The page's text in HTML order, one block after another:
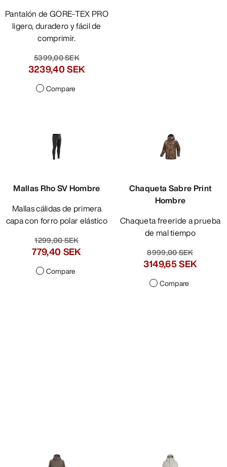
Pantalón de GORE-TEX PRO
ligero, duradero y fácil de
comprimir.
5399,00 SEK
3239,40 SEK
Compare
Mallas Rho SV Hombre
Mallas cálidas de primera
capa con forro polar elástico
1299,00 SEK
779,40 SEK
Compare
Chaqueta Sabre Print
Hombre
Chaqueta freeride a prueba
de mal tiempo
8999,00 SEK
3149,65 SEK
Compare